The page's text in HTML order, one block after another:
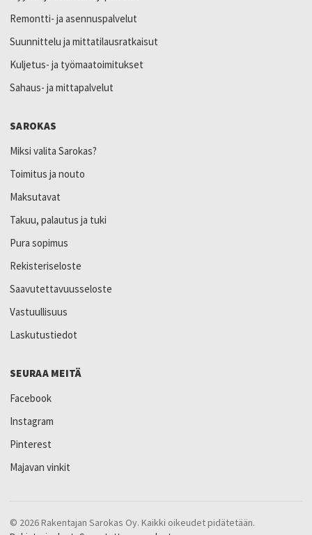
Remontti- ja asennuspalvelut
Suunnittelu ja mittatilausratkaisut
Kuljetus- ja työmaatoimitukset
Sahaus- ja mittapalvelut
SAROKAS
Miksi valita Sarokas?
Toimitus ja nouto
Maksutavat
Takuu, palautus ja tuki
Pura sopimus
Rekisteriseloste
Saavutettavuusseloste
Vastuullisuus
Laskutustiedot
SEURAA MEITÄ
Facebook
Instagram
Pinterest
Majavan vinkit
© 2026 Rakentajan Sarokas Oy. Kaikki oikeudet pidätetään.